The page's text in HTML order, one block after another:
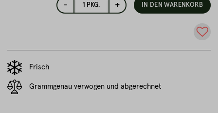
- 1 PKG. + IN DEN WARENKORB
Frisch
Grammgenau verwogen und abgerechnet